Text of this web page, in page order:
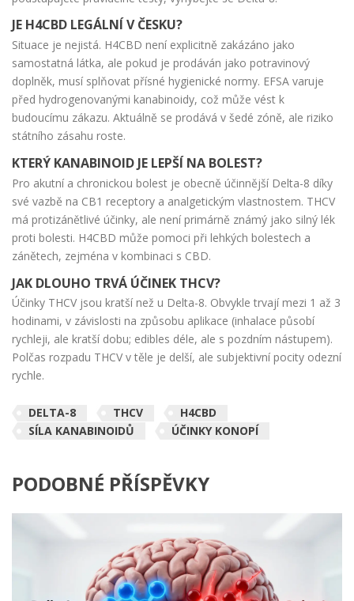
JE H4CBD LEGÁLNÍ V ČESKU?
Situace je nejistá. H4CBD není explicitně zakázáno jako
samostatná látka, ale pokud je prodáván jako potravinový
doplněk, musí splňovat přísné hygienické normy. EFSA varuje
před hydrogenovanými kanabinoidy, což může vést k
budoucímu zákazu. Aktuálně se prodává v šedé zóně, ale riziko
státního zásahu roste.
KTERÝ KANABINOID JE LEPŠÍ NA BOLEST?
Pro akutní a chronickou bolest je obecně účinnější Delta-8 díky
své vazbě na CB1 receptory a analgetickým vlastnostem. THCV
má protizánětlivé účinky, ale není primárně známý jako silný lék
proti bolesti. H4CBD může pomoci při lehkých bolestech a
zánětech, zejména v kombinaci s CBD.
JAK DLOUHO TRVÁ ÚČINEK THCV?
Účinky THCV jsou kratší než u Delta-8. Obvykle trvají mezi 1 až 3
hodinami, v závislosti na způsobu aplikace (inhalace působí
rychleji, ale kratší dobu; edibles déle, ale s pozdním nástupem).
Polčas rozpadu THCV v těle je delší, ale subjektivní pocity odezní
rychle.
DELTA-8 THCV
H4CBD
SÍLA KANABINOIDŮ
ÚČINKY KONOPÍ
PODOBNÉ PŘÍSPĚVKY